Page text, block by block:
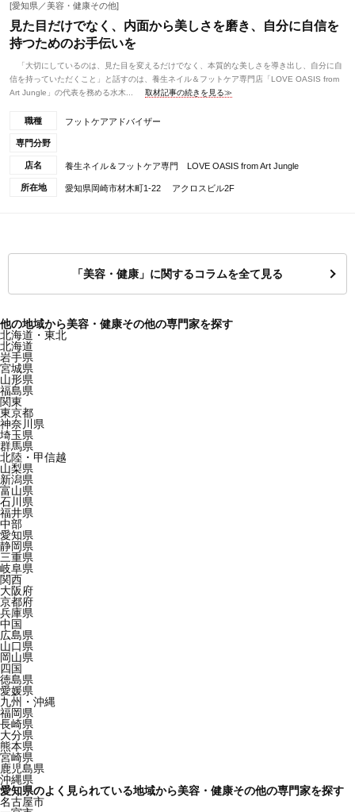
[愛知県／美容・健康その他]
見た目だけでなく、内面から美しさを磨き、自分に自信を
持つためのお手伝いを
「大切にしているのは、見た目を変えるだけでなく、本質的な美しさを導き出し、自分に自
信を持っていただくこと」と話すのは、養生ネイル＆フットケア専門店「LOVE OASIS from
Art Jungle」の代表を務める水木...
取材記事の続きを見る≫
職種 フットケアアドバイザー
専門分野
店名 養生ネイル＆フットケア専門 LOVE OASIS from Art Jungle
所在地 愛知県岡崎市材木町1-22 アクロスビル2F
「美容・健康」に関するコラムを全て見る
他の地域から美容・健康その他の専門家を探す
北海道・東北
北海道
岩手県
宮城県
山形県
福島県
関東
東京都
神奈川県
埼玉県
群馬県
北陸・甲信越
山梨県
新潟県
富山県
石川県
福井県
中部
愛知県
静岡県
三重県
岐阜県
関西
大阪府
京都府
兵庫県
中国
広島県
山口県
岡山県
四国
徳島県
愛媛県
九州・沖縄
福岡県
長崎県
大分県
熊本県
宮崎県
鹿児島県
沖縄県
愛知県のよく見られている地域から美容・健康その他の専門家を探す
名古屋市